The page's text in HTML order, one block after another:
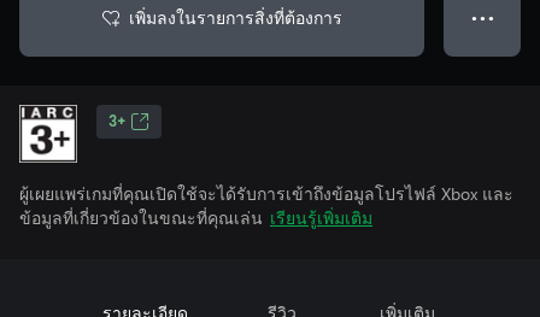
เพิ่มลงในรายการสิ่งที่ต้องการ ● ● ●
3+
ผู้เผยแพร่เกมที่คุณเปิดใช้จะได้รับการเข้าถึงข้อมูลโปรไฟล์ Xbox และ
ข้อมูลที่เกี่ยวข้องในขณะที่คุณเล่น เรียนรู้เพิ่มเติม